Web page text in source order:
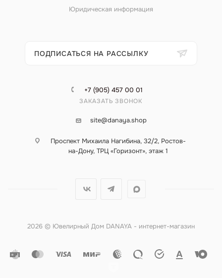
Юридическая информация
ПОДПИСАТЬСЯ НА РАССЫЛКУ
+7 (905) 457 00 01
ЗАКАЗАТЬ ЗВОНОК
site@danaya.shop
Проспект Михаила Нагибина, 32/2, Ростов-
на-Дону, ТРЦ «Горизонт», этаж 1
2026 © Ювелирный Дом DANAYA - интернет-магазин